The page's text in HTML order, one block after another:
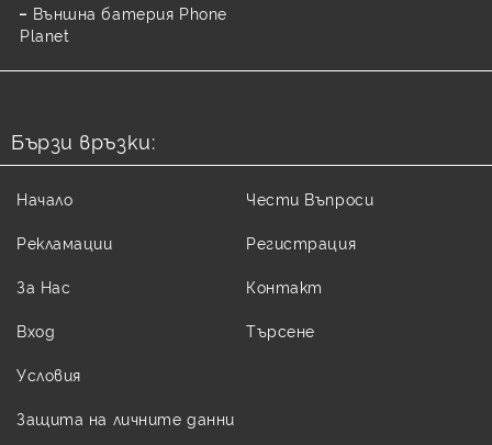
Външна батерия Phone
Planet
Бързи връзки:
Начало
Рекламации
За Нас
Вход
Чести Въпроси
Регистрация
Контакт
Търсене
Условия
Защита на личните данни